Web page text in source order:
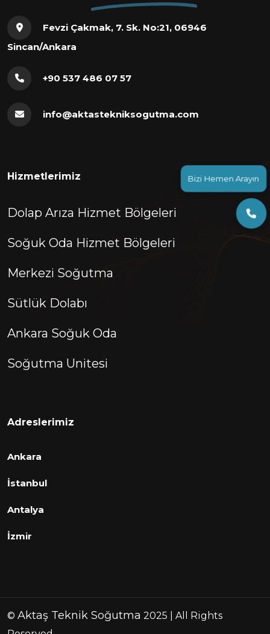
Bizi Hemen Arayın
Fevzi Çakmak, 7. Sk. No:21, 06946
Sincan/Ankara
+90 537 486 07 57
info@aktastekniksogutma.com
Hizmetlerimiz
Dolap Arıza Hizmet Bölgeleri
Soğuk Oda Hizmet Bölgeleri
Merkezi Soğutma
Sütlük Dolabı
Ankara Soğuk Oda
Soğutma Unitesi
Adreslerimiz
Ankara
İstanbul
Antalya
İzmir
© Aktaş Teknik Soğutma 2025 | All Rights